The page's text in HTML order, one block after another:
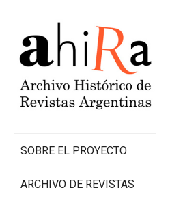
SOBRE EL PROYECTO
ARCHIVO DE REVISTAS